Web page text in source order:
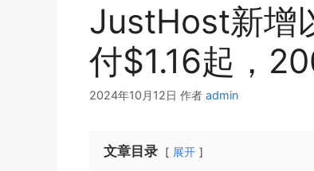
JustHost新增
付$1.16起，
2024年10月12日 作者 admin
文章目录 展开